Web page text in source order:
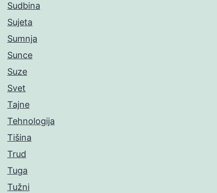
Sudbina
Sujeta
Sumnja
Sunce
Suze
Svet
Tajne
Tehnologija
Tišina
Trud
Tuga
Tužni